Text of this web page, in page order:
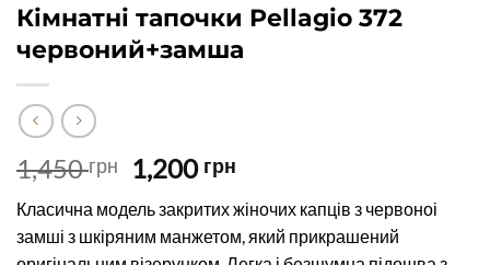
Кімнатні тапочки Pellagio 372
червоний+замша
1,450грн
Оригінальна
ціна:
1,450 грн.
1,200 грн
1,200 грн.
Класична модель закритих жіночих капців з червоноі
замші з шкіряним манжетом, який прикрашений